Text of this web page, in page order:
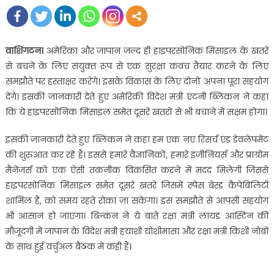
वाशिंगटन।अमेरिका और जापान जल्‍द ही हाइपरसोनिक मिसाइल के खतरे
से बचने के लिए संयुक्‍त रूप से एक सुरक्षा कवच तैयार करने के लिए
समझौते पर हस्‍ताक्षर करेंगे। इसके विकास के लिए दोनों अपना पूरा सहयोग
देंगे। इसकी जानकारी देते हुए अमेरिकी विदेश मंत्री एंटनी ब्लिंकन ने कहा
कि ये हाइपरसोनिक मिसाइल समेत दूसरे खतरों से भी बचाने में सक्षम होगा।
इसकी जानकारी देते हुए ब्लिंकन ने कहा हम एक नए रिसर्च एंड डेवलेपमेंट
की शुरुआत कर रहे हैं। इससे हमारे वैज्ञानिकों, हमारे इंजीनियर्स और प्राग्रोम
मैनेजर्स को एक ऐसी तकनीक विकसित करने में मदद मिलेगी जिससे
हाइपरसोनिक मिसाइल समेत दूसरे खतरे जिसमें स्‍पेस बेस्‍ड कैपेबिलिटी
शामिल है, को समय रहते रोका जा सकेगा। इस समझौते से आपसी सहयोग
भी आसान हो जाएगा। ब्ल्किंन ने ये बातें रक्षा मंत्री लायड आस्टिन की
मौजूदगी में जापान के विदेश मंत्री हयाशी योशीमासा और रक्षा मंत्री किशी नोबो
के साथ हुई वर्चुअल बैठक में कही हैं।